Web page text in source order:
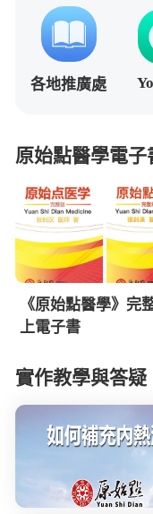
各地推廣處
原始點醫學電子
《原始點醫學》完
上電子書
實作教學與答疑